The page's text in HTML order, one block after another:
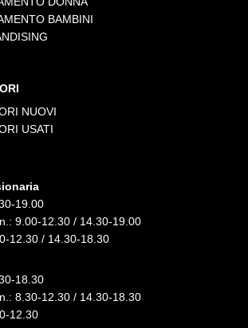
BAMBINI
NUOVI
USATI
19.00
9.00-12.30 / 14.30-19.00
12.30 / 14.30-18.30
18.30
8.30-12.30 / 14.30-18.30
12.30